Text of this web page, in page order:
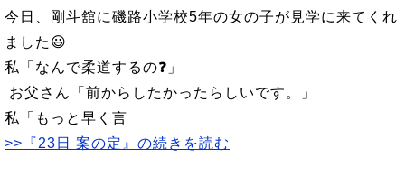
今日、剛斗舘に磯路小学校5年の女の子が見学に来てくれ
ました😃
私「なんで柔道するの❓」
お父さん「前からしたかったらしいです。」
私「もっと早く言
>>『23日 案の定』の続きを読む